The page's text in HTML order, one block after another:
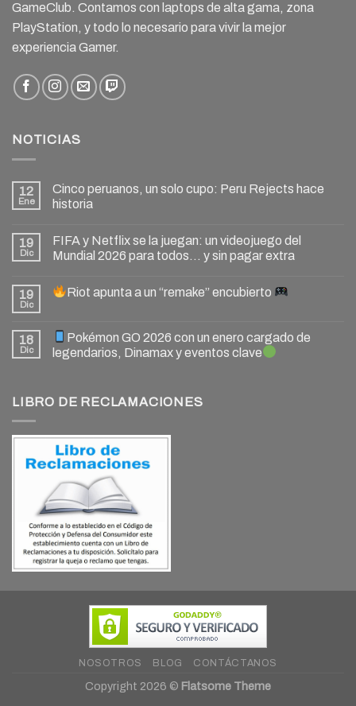
GameClub. Contamos con laptops de alta gama, zona
PlayStation, y todo lo necesario para vivir la mejor
experiencia Gamer.
NOTICIAS
12
Ene
Cinco peruanos, un solo cupo: Peru Rejects hace
historia
19
Dic
FIFA y Netflix se la juegan: un videojuego del
Mundial 2026 para todos… y sin pagar extra
19
Dic
Riot apunta a un “remake” encubierto
18
Dic
Pokémon GO 2026 con un enero cargado de
legendarios, Dinamax y eventos clave
LIBRO DE RECLAMACIONES
NOSOTROS BLOG CONTÁCTANOS
Copyright 2026 © Flatsome Theme